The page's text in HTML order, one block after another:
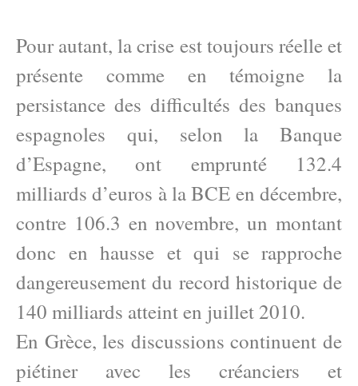
Pour autant, la crise est toujours réelle et
présente comme en témoigne la
persistance des difficultés des banques
espagnoles qui, selon la Banque
d’Espagne, ont emprunté 132.4
milliards d’euros à la BCE en décembre,
contre 106.3 en novembre, un montant
donc en hausse et qui se rapproche
dangereusement du record historique de
140 milliards atteint en juillet 2010.
En Grèce, les discussions continuent de
piétiner avec les créanciers et